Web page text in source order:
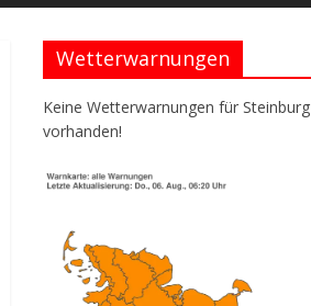
Wetterwarnungen
Keine Wetterwarnungen für Steinburg
vorhanden!